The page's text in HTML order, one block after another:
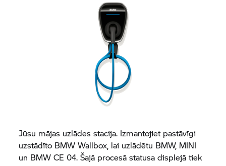
Jūsu mājas uzlādes stacija. Izmantojiet pastāvīgi
uzstādīto BMW Wallbox, lai uzlādētu BMW, MINI
un BMW CE 04. Šajā procesā statusa displejā tiek